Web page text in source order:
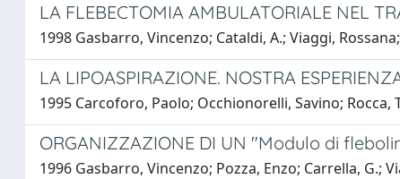
LA FLEBECTOMIA AMBULATORIALE NEL
1998 Gasbarro, Vincenzo; Cataldi, A.; Viaggi,
LA LIPOASPIRAZIONE. NOSTRA
1995 Carcoforo, Paolo; Occhionorelli, Savino; Rocca,
ORGANIZZAZIONE DI UN "Modulo di
1996 Gasbarro, Vincenzo; Pozza, Enzo; Carrella, G.;